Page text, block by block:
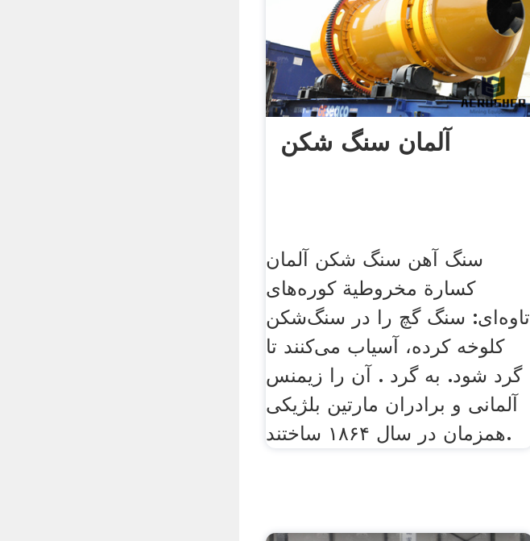
آلمان سنگ شکن
سنگ آهن سنگ شکن آلمان
كسارة مخروطية کوره‌های
تاوه‌ای: سنگ گچ را در سنگ‌شکن
کلوخه کرده، آسیاب می‌کنند تا
گرد شود. به گرد . آن را زیمنس
آلمانی و برادران مارتین بلژیکی
همزمان در سال ۱۸۶۴ ساختند.